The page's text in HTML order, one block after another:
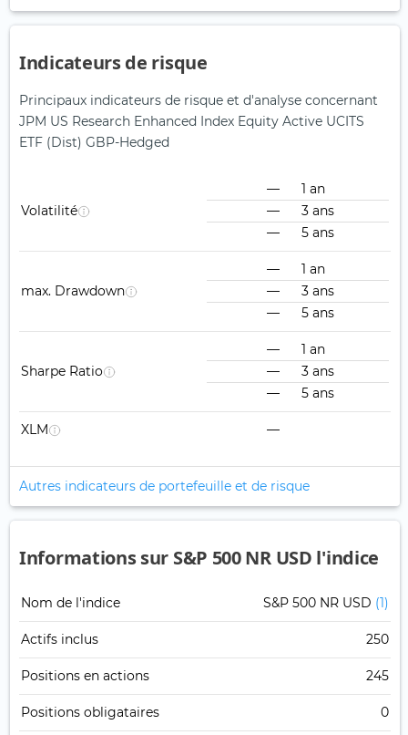
Indicateurs de risque
Principaux indicateurs de risque et d'analyse concernant
JPM US Research Enhanced Index Equity Active UCITS
ETF (Dist) GBP-Hedged
Volatilité
—
1 an
—
3 ans
—
5 ans
max. Drawdown
—
1 an
—
3 ans
—
5 ans
Sharpe Ratio
—
1 an
—
3 ans
—
5 ans
XLM —
Autres indicateurs de portefeuille et de risque
Informations sur S&P 500 NR USD l'indice
Nom de l'indice S&P 500 NR USD (1)
Actifs inclus 250
Positions en actions 245
Positions obligataires 0